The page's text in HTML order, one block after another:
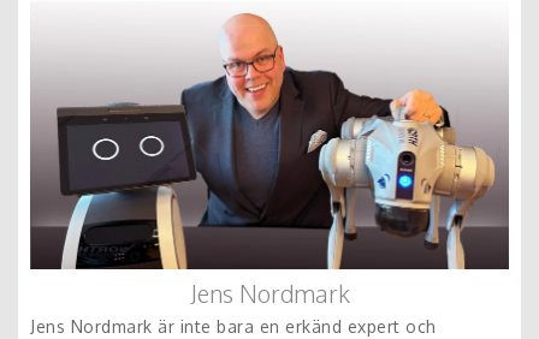
Jens Nordmark
Jens Nordmark är inte bara en erkänd expert och